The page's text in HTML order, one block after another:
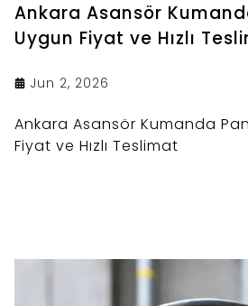
Ankara Asansör
Uygun Fiyat ve Hızlı
Jun 2, 2026
Ankara Asansör Kumanda
Fiyat ve Hızlı Teslimat